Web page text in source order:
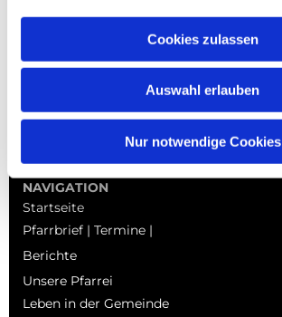
Cookies zulassen
Auswahl erlauben
Nur notwendige Cookies
NAVIGATION
Startseite
Pfarrbrief | Termine |
Berichte
Unsere Pfarrei
Leben in der Gemeinde